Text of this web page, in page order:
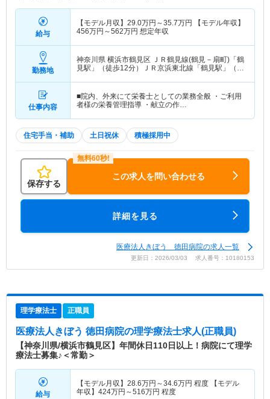
給与
【モデル月収】 29.0万円～35.7万円 【モデル年収】
456万円～562万円 想定年収
勤務地
神奈川県 横浜市鶴見区
ＪＲ鶴見線(鶴見－扇町)「鶴
見駅」（徒歩12分）ＪＲ京浜東北線「鶴見駅」（徒
仕事内容
■院内、外来にて栄養士としての業務全般 ・ご利用
者様の栄養管理指導 ・献立の作…
住宅手当・補助 土日祝休 積極採用中
保存する
この求人を問い合わせる
詳細を見る
医療法人きぼう 徳田病院の求人一覧
更新日：2026/03/03 求人番号：10180153
理学療法士 正職員
医療法人きぼう 徳田病院の理学療法士求人(正職員)
【神奈川県/横浜市鶴見区】年間休日110日以上！病院にて理学
療法士募集♪＜常勤＞
給与
【モデル月収】 28.6万円～34.6万円 程度 【モデル
年収】 424万円～516万円 程度